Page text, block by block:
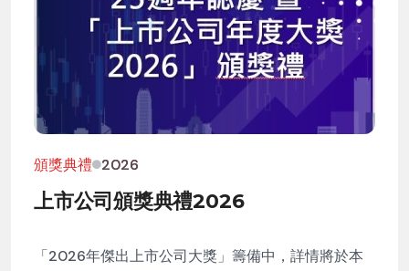
頒獎典禮 2026
上市公司頒獎典禮2026
「2026年傑出上市公司大獎」籌備中，詳情將於本